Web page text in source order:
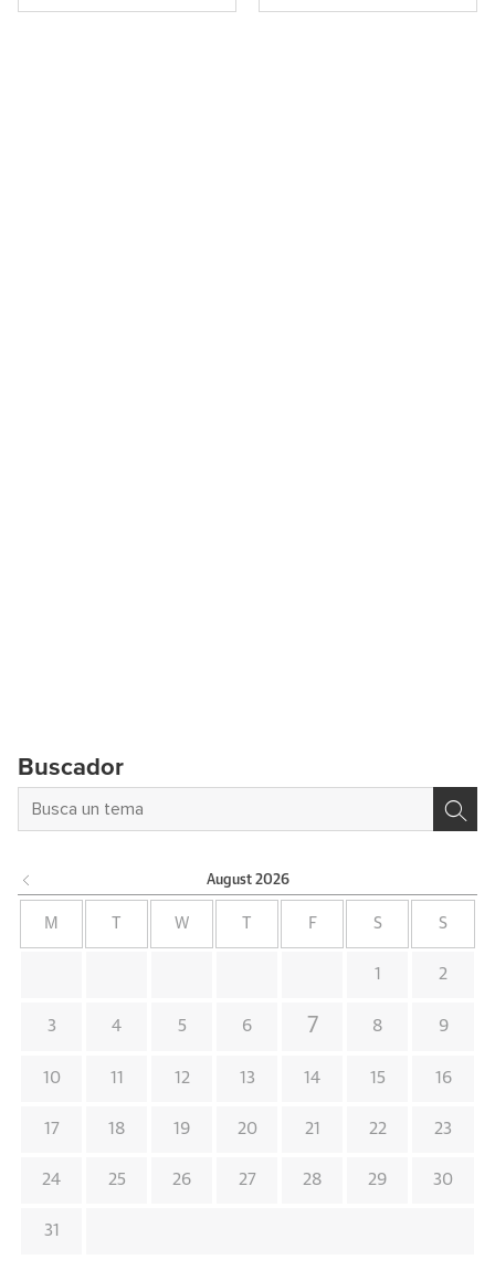
Buscador
August 2026
M W F S S
1 2
3 4 5 6 7 8 9
10 11 12 13 14 15 16
17 18 19 20 21 22 23
24 25 26 27 28 29 30
31